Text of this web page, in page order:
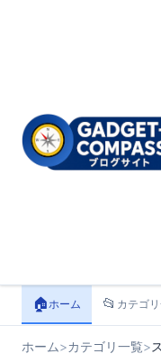
🏠ホーム 📂 カテゴ
ホーム>カテゴリ一覧>